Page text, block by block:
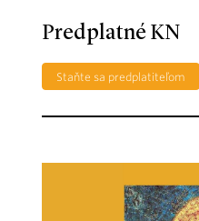
Predplatné KN
Staňte sa predplatiteľom